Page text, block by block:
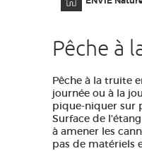
Pêche à
Pêche à la truite
journée ou à la
pique-niquer sur
Surface de
à amener les
pas de matériels